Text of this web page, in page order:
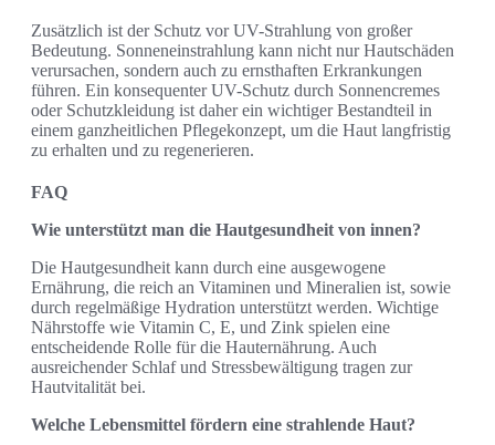
Zusätzlich ist der Schutz vor UV-Strahlung von großer
Bedeutung. Sonneneinstrahlung kann nicht nur Hautschäden
verursachen, sondern auch zu ernsthaften Erkrankungen
führen. Ein konsequenter UV-Schutz durch Sonnencremes
oder Schutzkleidung ist daher ein wichtiger Bestandteil in
einem ganzheitlichen Pflegekonzept, um die Haut langfristig
zu erhalten und zu regenerieren.
FAQ
Wie unterstützt man die Hautgesundheit von innen?
Die Hautgesundheit kann durch eine ausgewogene
Ernährung, die reich an Vitaminen und Mineralien ist, sowie
durch regelmäßige Hydration unterstützt werden. Wichtige
Nährstoffe wie Vitamin C, E, und Zink spielen eine
entscheidende Rolle für die Hauternährung. Auch
ausreichender Schlaf und Stressbewältigung tragen zur
Hautvitalität bei.
Welche Lebensmittel fördern eine strahlende Haut?